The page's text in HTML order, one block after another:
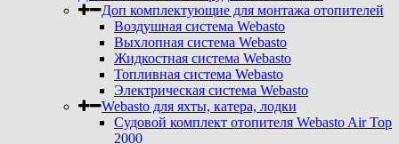
Доп комплектующие для монтажа отопителей
Воздушная система Webasto
Выхлопная система Webasto
Жидкостная система Webasto
Топливная система Webasto
Электрическая система Webasto
Webasto для яхты, катера, лодки
Судовой комплект отопителя Webasto Air Top
2000